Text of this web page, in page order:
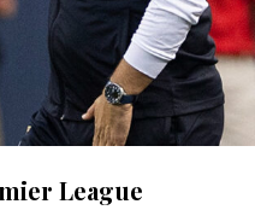
League